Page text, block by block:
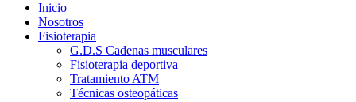
Inicio
Nosotros
Fisioterapia
G.D.S Cadenas musculares
Fisioterapia deportiva
Tratamiento ATM
Técnicas osteopáticas